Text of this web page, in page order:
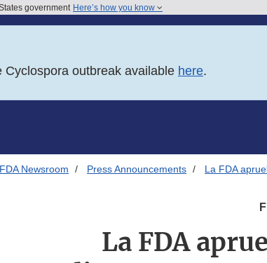
government Here’s how you know
Cyclospora outbreak available here.
FDA Newsroom Press Announcements La FDA
La FDA